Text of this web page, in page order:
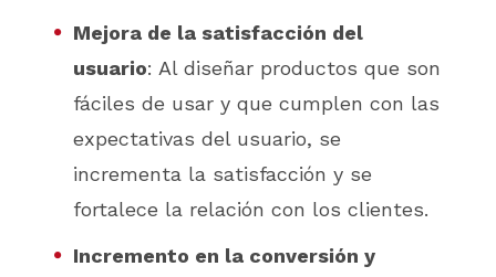
Mejora de la satisfacción del
usuario: Al diseñar productos que son
fáciles de usar y que cumplen con las
expectativas del usuario, se
incrementa la satisfacción y se
fortalece la relación con los clientes.
Incremento en la conversión y